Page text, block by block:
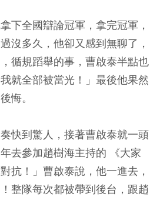
下全國辯論冠軍，拿完冠軍，
沒多久，他卻又感到無聊了，
循規蹈舉的事，曹啟泰半點也
就全部被當光！」最後他果然
悔。
快到驚人，接著曹啟泰就一頭
去參加趙樹海主持的 《大家
抗！」曹啟泰說，他一進去，
整隊每次都被帶到後台，跟趙